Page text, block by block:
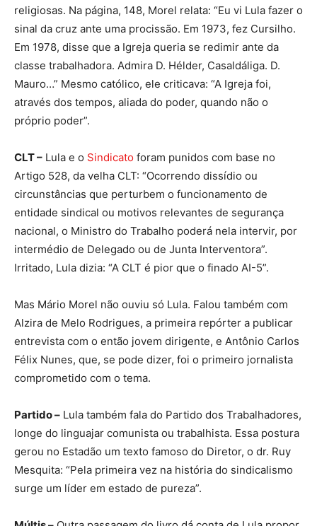
religiosas. Na página, 148, Morel relata: “Eu vi Lula fazer o
sinal da cruz ante uma procissão. Em 1973, fez Cursilho.
Em 1978, disse que a Igreja queria se redimir ante da
classe trabalhadora. Admira D. Hélder, Casaldáliga. D.
Mauro…” Mesmo católico, ele criticava: “A Igreja foi,
através dos tempos, aliada do poder, quando não o
próprio poder”.
CLT – Lula e o Sindicato foram punidos com base no
Artigo 528, da velha CLT: “Ocorrendo dissídio ou
circunstâncias que perturbem o funcionamento de
entidade sindical ou motivos relevantes de segurança
nacional, o Ministro do Trabalho poderá nela intervir, por
intermédio de Delegado ou de Junta Interventora”.
Irritado, Lula dizia: “A CLT é pior que o finado AI-5”.
Mas Mário Morel não ouviu só Lula. Falou também com
Alzira de Melo Rodrigues, a primeira repórter a publicar
entrevista com o então jovem dirigente, e Antônio Carlos
Félix Nunes, que, se pode dizer, foi o primeiro jornalista
comprometido com o tema.
Partido – Lula também fala do Partido dos Trabalhadores,
longe do linguajar comunista ou trabalhista. Essa postura
gerou no Estadão um texto famoso do Diretor, o dr. Ruy
Mesquita: “Pela primeira vez na história do sindicalismo
surge um líder em estado de pureza”.